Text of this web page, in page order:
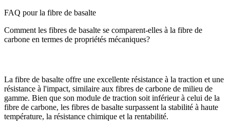
FAQ pour la fibre de basalte
Comment les fibres de basalte se comparent-elles à la fibre de
carbone en termes de propriétés mécaniques?
La fibre de basalte offre une excellente résistance à la traction et une
résistance à l'impact, similaire aux fibres de carbone de milieu de
gamme. Bien que son module de traction soit inférieur à celui de la
fibre de carbone, les fibres de basalte surpassent la stabilité à haute
température, la résistance chimique et la rentabilité.